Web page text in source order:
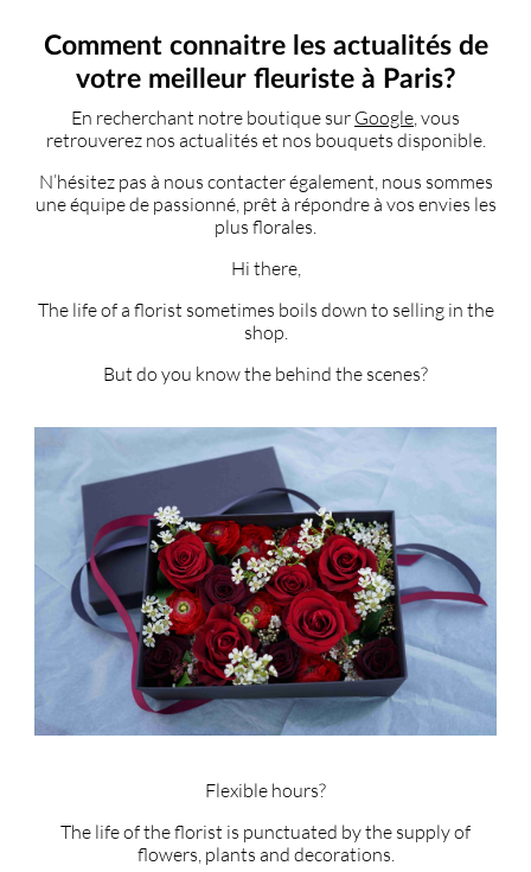
Comment connaitre les actualités de
votre meilleur fleuriste à Paris?
En recherchant notre boutique sur Google , vous
retrouverez nos actualités et nos bouquets disponible.
N’hésitez pas à nous contacter également, nous sommes
une équipe de passionné, prêt à répondre à vos envies les
plus florales.
Hi there,
The life of a florist sometimes boils down to selling in the
shop.
But do you know the behind the scenes?
Flexible hours?
The life of the florist is punctuated by the supply of
flowers, plants and decorations.